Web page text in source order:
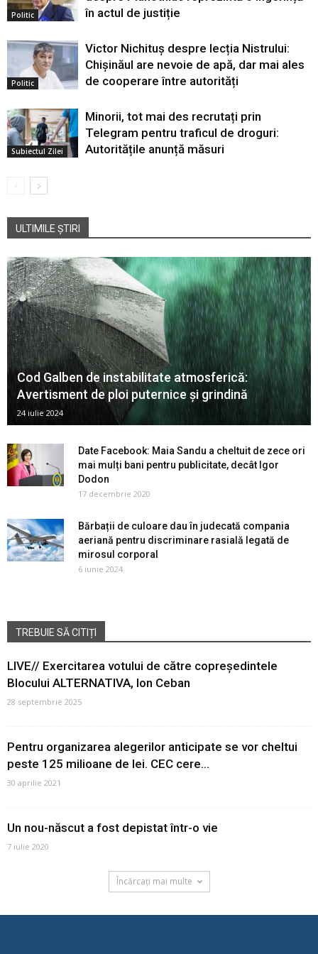
Politic
în actul de justiție
Politic
Victor Nichituș despre lecția Nistrului:
Chișinăul are nevoie de apă, dar mai ales
de cooperare între autorități
Subiectul Zilei
Minorii, tot mai des recrutați prin
Telegram pentru traficul de droguri:
Autoritățile anunță măsuri
ULTIMILE ȘTIRI
Cod Galben de instabilitate atmosferică:
Avertisment de ploi puternice și grindină
24 iulie 2024
Date Facebook: Maia Sandu a cheltuit de zece ori
mai mulți bani pentru publicitate, decât Igor
Dodon
17 decembrie 2020
Bărbații de culoare dau în judecată compania
aeriană pentru discriminare rasială legată de
mirosul corporal
6 iunie 2024
TREBUIE SĂ CITIȚI
LIVE// Exercitarea votului de către copreședintele
Blocului ALTERNATIVA, Ion Ceban
28 septembrie 2025
Pentru organizarea alegerilor anticipate se vor cheltui
peste 125 milioane de lei. CEC cere...
30 aprilie 2021
Un nou-născut a fost depistat într-o vie
7 iulie 2020
Încărcați mai multe